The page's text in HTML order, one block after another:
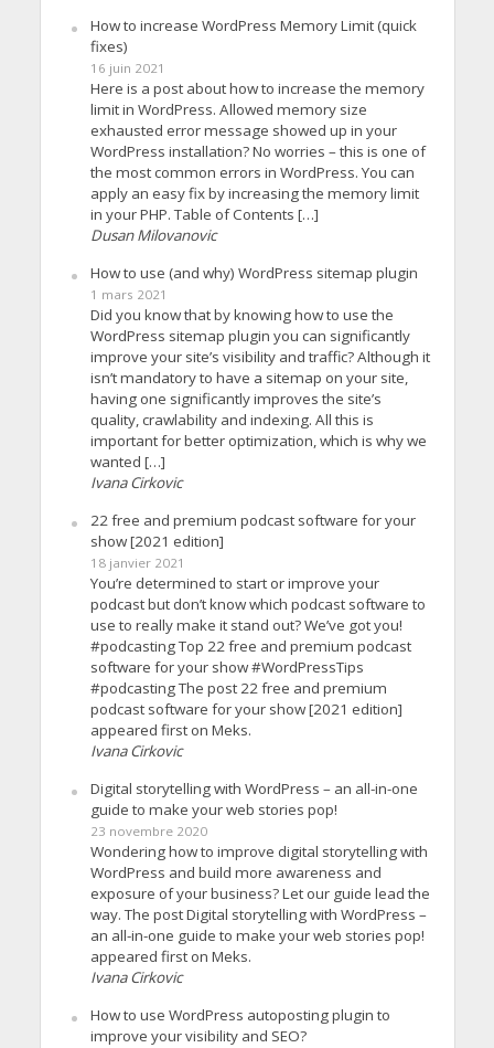
How to increase WordPress Memory Limit (quick
fixes)
16 juin 2021
Here is a post about how to increase the memory
limit in WordPress. Allowed memory size
exhausted error message showed up in your
WordPress installation? No worries – this is one of
the most common errors in WordPress. You can
apply an easy fix by increasing the memory limit
in your PHP. Table of Contents […]
Dusan Milovanovic
How to use (and why) WordPress sitemap plugin
1 mars 2021
Did you know that by knowing how to use the
WordPress sitemap plugin you can significantly
improve your site’s visibility and traffic? Although it
isn’t mandatory to have a sitemap on your site,
having one significantly improves the site’s
quality, crawlability and indexing. All this is
important for better optimization, which is why we
wanted […]
Ivana Cirkovic
22 free and premium podcast software for your
show [2021 edition]
18 janvier 2021
You’re determined to start or improve your
podcast but don’t know which podcast software to
use to really make it stand out? We’ve got you!
#podcasting Top 22 free and premium podcast
software for your show #WordPressTips
#podcasting The post 22 free and premium
podcast software for your show [2021 edition]
appeared first on Meks.
Ivana Cirkovic
Digital storytelling with WordPress – an all-in-one
guide to make your web stories pop!
23 novembre 2020
Wondering how to improve digital storytelling with
WordPress and build more awareness and
exposure of your business? Let our guide lead the
way. The post Digital storytelling with WordPress –
an all-in-one guide to make your web stories pop!
appeared first on Meks.
Ivana Cirkovic
How to use WordPress autoposting plugin to
improve your visibility and SEO?